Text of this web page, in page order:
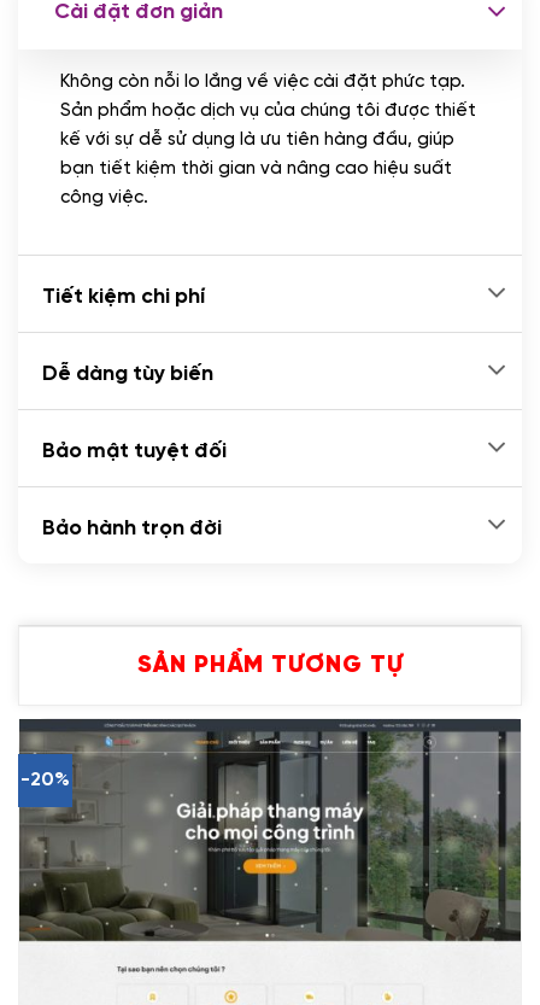
CÀI ĐẶT PLUGINS
Cài đặt plugin theo yêu cầu
(+100.000 VND)
Cài plugin xử lý thanh toán tự động qua
Cài đặt đơn giản
Không còn nỗi lo lắng về việc cài đặt phức tạp.
Sản phẩm hoặc dịch vụ của chúng tôi được thiết
kế với sự dễ sử dụng là ưu tiên hàng đầu, giúp
bạn tiết kiệm thời gian và nâng cao hiệu suất
công việc.
Tiết kiệm chi phí
Dễ dàng tùy biến
Bảo mật tuyệt đối
Bảo hành trọn đời
SẢN PHẨM TƯƠNG TỰ
-20%